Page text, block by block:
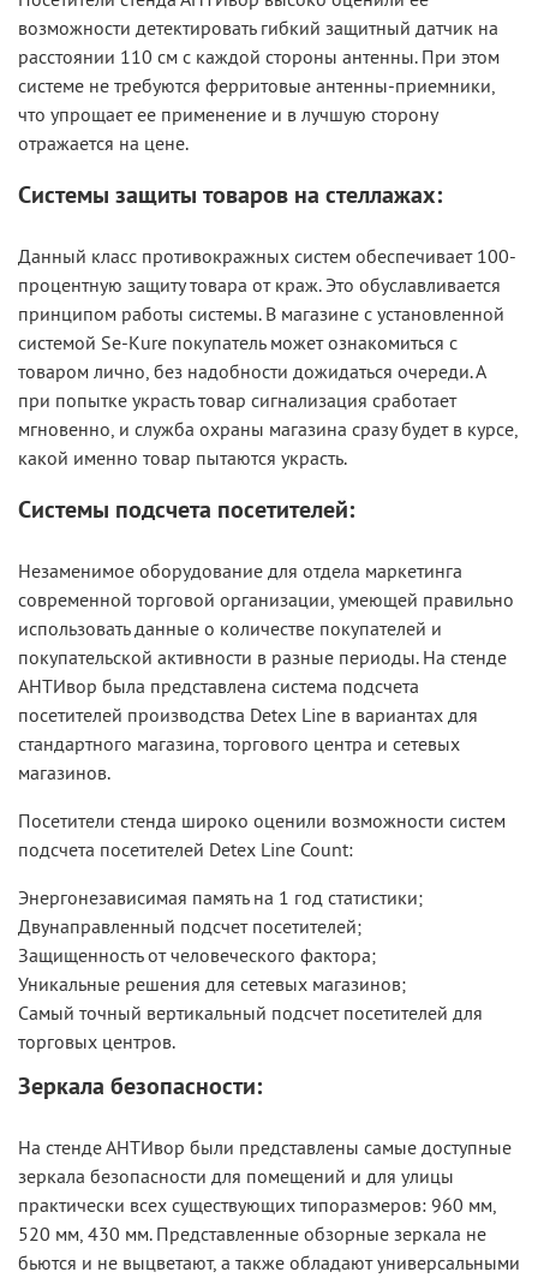
возможности детектировать гибкий защитный датчик на
расстоянии 110 см с каждой стороны антенны. При этом
системе не требуются ферритовые антенны-приемники,
что упрощает ее применение и в лучшую сторону
отражается на цене.
Системы защиты товаров на стеллажах:
Данный класс противокражных систем обеспечивает 100-
процентную защиту товара от краж. Это обуславливается
принципом работы системы. В магазине с установленной
системой Se-Kure покупатель может ознакомиться с
товаром лично, без надобности дожидаться очереди. А
при попытке украсть товар сигнализация сработает
мгновенно, и служба охраны магазина сразу будет в курсе,
какой именно товар пытаются украсть.
Системы подсчета посетителей:
Незаменимое оборудование для отдела маркетинга
современной торговой организации, умеющей правильно
использовать данные о количестве покупателей и
покупательской активности в разные периоды. На стенде
АНТИвор была представлена система подсчета
посетителей производства Detex Line в вариантах для
стандартного магазина, торгового центра и сетевых
магазинов.
Посетители стенда широко оценили возможности систем
подсчета посетителей Detex Line Count:
Энергонезависимая память на 1 год статистики;
Двунаправленный подсчет посетителей;
Защищенность от человеческого фактора;
Уникальные решения для сетевых магазинов;
Самый точный вертикальный подсчет посетителей для
торговых центров.
Зеркала безопасности:
На стенде АНТИвор были представлены самые доступные
зеркала безопасности для помещений и для улицы
практически всех существующих типоразмеров: 960 мм,
520 мм, 430 мм. Представленные обзорные зеркала не
бьются и не выцветают, а также обладают универсальными